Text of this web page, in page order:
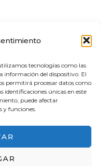
tecnologías como las
información del dispositivo. El
permitirá procesar datos como
únicas en este
puede afectar
y funciones.